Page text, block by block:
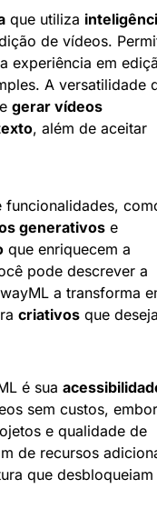
que utiliza
de vídeos.
experiência em
A versatilidade
gerar vídeos
, além de aceitar
generativos
e
que enriquecem a
pode descrever a
a transforma
criativos que
é sua
sem custos,
e qualidade de
de recursos
que desbloqueiam